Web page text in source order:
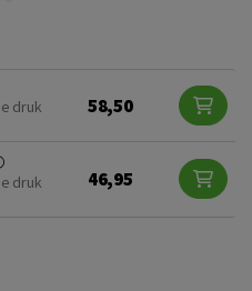
druk
58,50
druk
46,95